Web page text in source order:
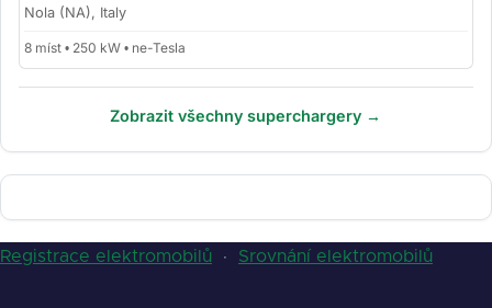
Nola (NA), Italy
8 míst • 250 kW • ne-Tesla
Zobrazit všechny superchargery →
Registrace elektromobilů · Srovnání elektromobilů